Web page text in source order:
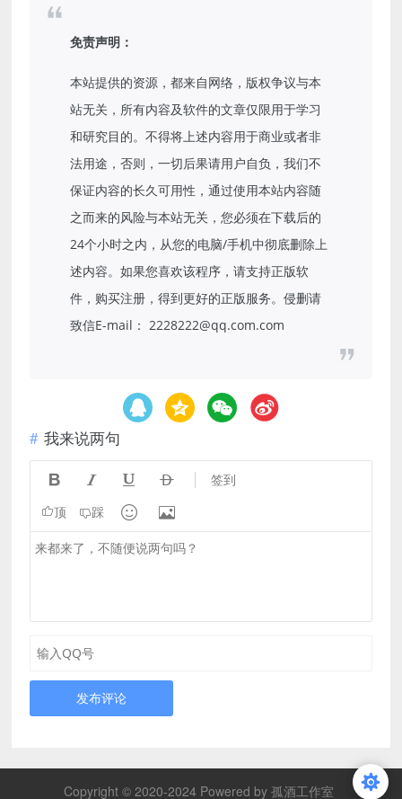
免责声明：
本站提供的资源，都来自网络，版权争议与本
站无关，所有内容及软件的文章仅限用于学习
和研究目的。不得将上述内容用于商业或者非
法用途，否则，一切后果请用户自负，我们不
保证内容的长久可用性，通过使用本站内容随
之而来的风险与本站无关，您必须在下载后的
24个小时之内，从您的电脑/手机中彻底删除上
述内容。如果您喜欢该程序，请支持正版软
件，购买注册，得到更好的正版服务。侵删请
致信E-mail： 2228222@qq.com.com
我来说两句
    签到
顶 踩  
发布评论
Copyright © 2020-2024 Powered by 孤酒工作室